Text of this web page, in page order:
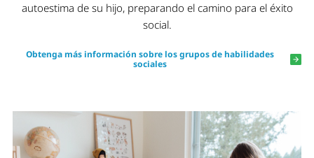
autoestima de su hijo, preparando el camino para el éxito
social.
Obtenga más información sobre los grupos de habilidades
sociales